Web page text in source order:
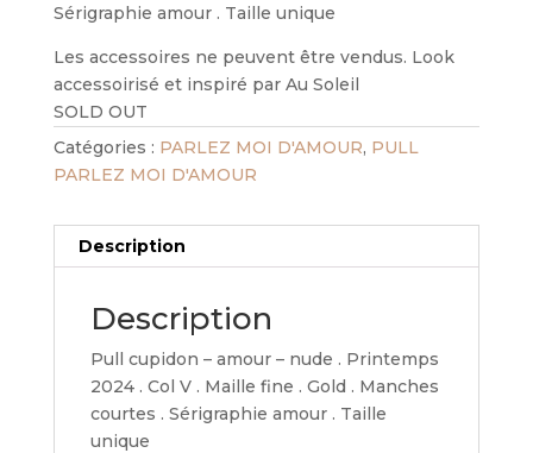
Sérigraphie amour . Taille unique
Les accessoires ne peuvent être vendus. Look
accessoirisé et inspiré par Au Soleil
SOLD OUT
Catégories : PARLEZ MOI D'AMOUR, PULL
PARLEZ MOI D'AMOUR
Description
Description
Pull cupidon – amour – nude . Printemps
2024 . Col V . Maille fine . Gold . Manches
courtes . Sérigraphie amour . Taille
unique